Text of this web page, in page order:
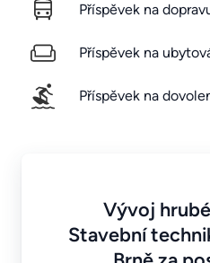
Příspěvek na
Příspěvek na
Příspěvek na
Vývoj
Stavební